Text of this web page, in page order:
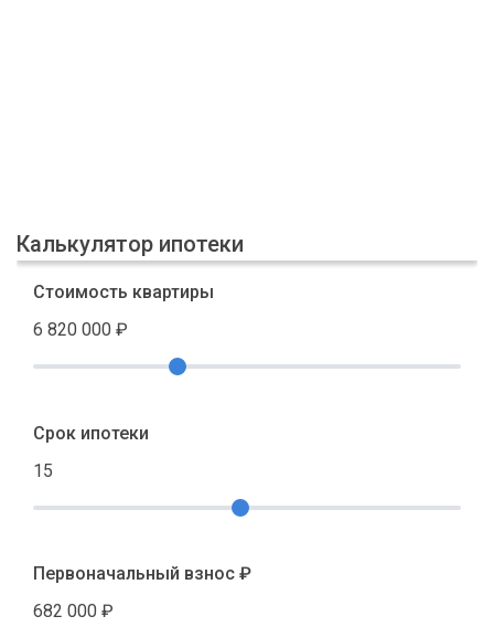
Калькулятор ипотеки
Стоимость квартиры
6 820 000 ₽
Срок ипотеки
15
Первоначальный взнос ₽
682 000 ₽